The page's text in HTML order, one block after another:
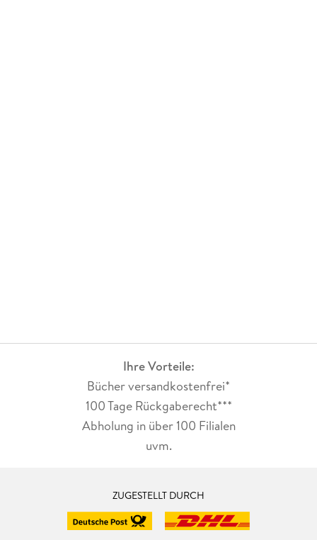
Ihre Vorteile:
Bücher versandkostenfrei*
100 Tage Rückgaberecht***
Abholung in über 100 Filialen
uvm.
ZUGESTELLT DURCH